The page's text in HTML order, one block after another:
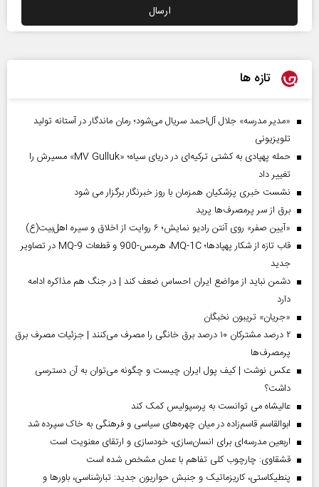
تازه ها
«مدیر مدرسه» جلال آل‌احمد سریال می‌شود؛ رمان ماندگار در آستانه تولید
تلویزیونی
حمله پهپادی به کشتی ترکیه‌ای در دریای سیاه؛ «MV Gulluk» مسیرش را
تغییر داد
نشست خبری پزشکیان همزمان با روز خبرنگار برگزار می شود
برق از سر پرمصرف‌ها پرید
«آیین صفر» روی آنتن رادیو نمایش؛ ۶ روایت از اخلاق و سیره اهل‌بیت(ع)
قاب تازه از شکار پهپادها؛ MQ-1C، هرمس-900 و قطعات MQ-9 در تصاویر
جدید
دشمن نباید از مواضع ایران احساس ضعف کند | در جنگ هم مذاکره ادامه
دارد
«جریان» تریبون نخبگان
۲ درصد مشترکان ۱۰ درصد برق خانگی را مصرف می‌کنند | جزئیات مصرف برق
پرمصرف‌ها
عکس نوشت | کیف پول ایران چیست و چگونه می‌توان به آن دسترسی
داشت؟
عالیشاه می توانست به پرسپولیس کمک کند
ابوالقاسم قاسم‌زاده در میان چهره‌های سیاسی و فرهنگی به خاک سپرده شد
اربعین مدرسه‌ای برای انسان‌سازی، خودسازی و ارتقای معنویت است
قشقاوی: چارچوب کلی تفاهم با عمان مشخص شده است
پنطیکاستی، کاریزماتیک و جنبش حواریون جدید: تبارشناسی، باور‌ها و